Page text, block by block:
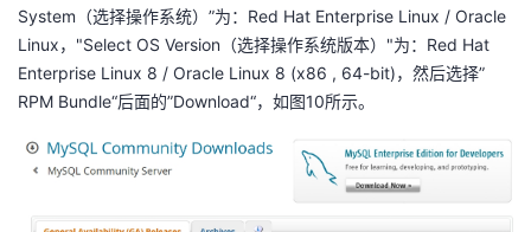
System（选择操作系统）”为：Red Hat Enterprise Linux / Oracle
Linux，"Select OS Version（选择操作系统版本）"为：Red Hat
Enterprise Linux 8 / Oracle Linux 8 (x86 , 64-bit)，然后选择”
RPM Bundle“后面的”Download“，如图10所示。